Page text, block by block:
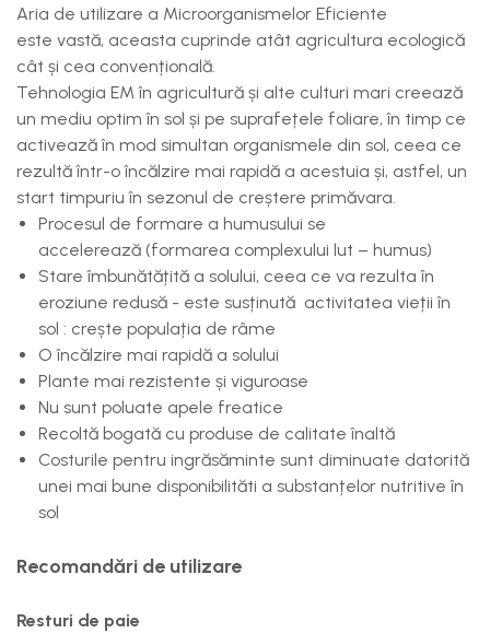
Aria de utilizare a Microorganismelor Eficiente
este vastă, aceasta cuprinde atât agricultura ecologică
cât și cea convențională.
Tehnologia EM în agricultură și alte culturi mari creează
un mediu optim în sol și pe suprafețele foliare, în timp ce
activează în mod simultan organismele din sol, ceea ce
rezultă într-o încălzire mai rapidă a acestuia și, astfel, un
start timpuriu în sezonul de creștere primăvara.
Procesul de formare a humusului se
accelerează (formarea complexului lut – humus)
Stare îmbunătățită a solului, ceea ce va rezulta în
eroziune redusă - este susținută activitatea vieții în
sol : crește populația de râme
O încălzire mai rapidă a solului
Plante mai rezistente și viguroase
Nu sunt poluate apele freatice
Recoltă bogată cu produse de calitate înaltă
Costurile pentru ingrăsăminte sunt diminuate datorită
unei mai bune disponibilităti a substanțelor nutritive în
sol
Recomandări de utilizare
Resturi de paie